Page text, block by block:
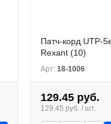
Патч-корд UTP-
Rexant (10)
Арт: 18-1006
129.45 руб.
129.45 руб. / шт.